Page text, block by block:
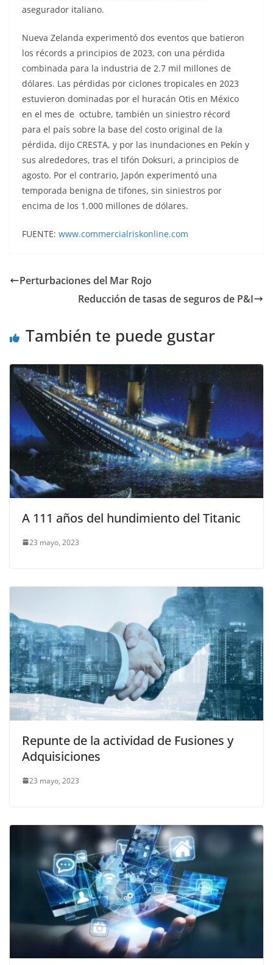
asegurador italiano.
Nueva Zelanda experimentó dos eventos que batieron
los récords a principios de 2023, con una pérdida
combinada para la industria de 2.7 mil millones de
dólares. Las pérdidas por ciclones tropicales en 2023
estuvieron dominadas por el huracán Otis en México
en el mes de octubre, también un siniestro récord
para el país sobre la base del costo original de la
pérdida, dijo CRESTA, y por las inundaciones en Pekín y
sus alrededores, tras el tifón Doksuri, a principios de
agosto. Por el contrario, Japón experimentó una
temporada benigna de tifones, sin siniestros por
encima de los 1.000 millones de dólares.
FUENTE: www.commercialriskonline.com
Perturbaciones del Mar Rojo
Reducción de tasas de seguros de P&I
También te puede gustar
A 111 años del hundimiento del Titanic
23 mayo, 2023
Repunte de la actividad de Fusiones y
Adquisiciones
23 mayo, 2023